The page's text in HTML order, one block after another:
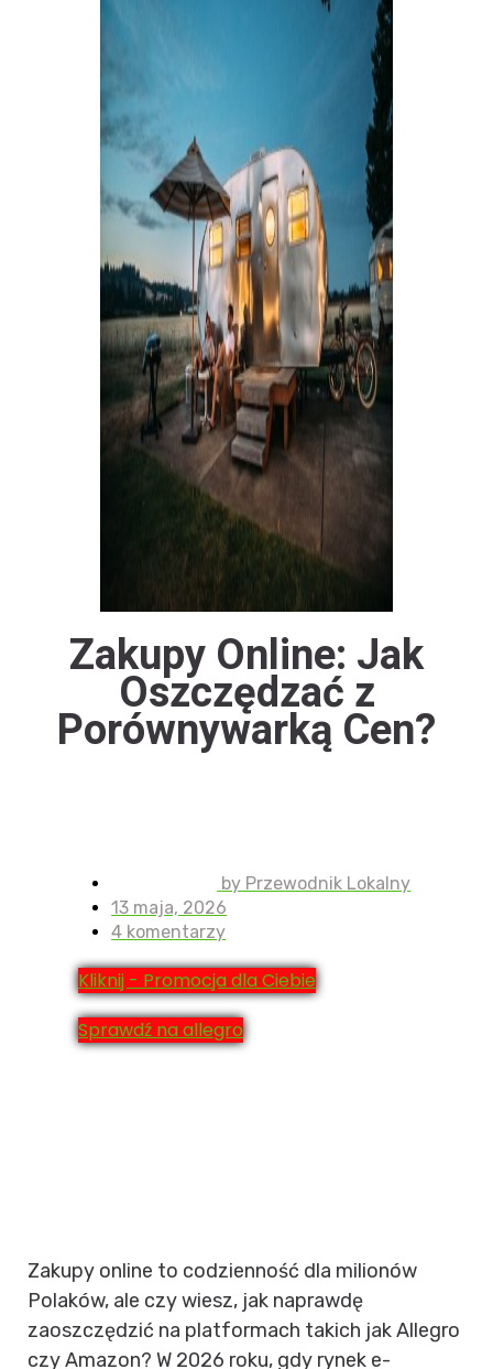
Zakupy Online: Jak
Oszczędzać z
Porównywarką Cen?
by Przewodnik Lokalny
13 maja, 2026
4 komentarzy
Kliknij - Promocja dla Ciebie
Sprawdź na allegro
Zakupy online to codzienność dla milionów
Polaków, ale czy wiesz, jak naprawdę
zaoszczędzić na platformach takich jak Allegro
czy Amazon? W 2026 roku, gdy rynek e-